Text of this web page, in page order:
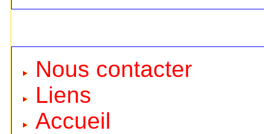
Nous contacter
Liens
Accueil